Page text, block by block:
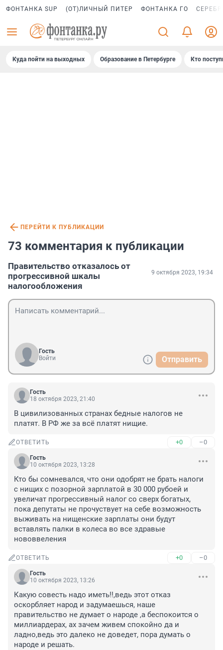
ФОНТАНКА SUP (ОТ)ЛИЧНЫЙ ПИТЕР ФОНТАНКА ГО
Куда пойти на выходных Образование в Петербурге Кто
ПЕРЕЙТИ К ПУБЛИКАЦИИ
73 комментария к публикации
Правительство отказалось от
прогрессивной шкалы
налогообложения
9 октября 2023, 19:34
Гость
Войти
Отправить
Гость
18 октября 2023, 21:40
В цивилизованных странах бедные налогов не
платят. В РФ же за всё платят нищие.
ОТВЕТИТЬ +0 –0
Гость
10 октября 2023, 13:28
Кто бы сомневался, что они одобрят не брать налоги
с нищих с позорной зарплатой в 30 000 рубоей и
увеличат прогрессивный налог со сверх богатых,
пока депутаты не прочуствует на себе возможность
выживать на нищенские зарплаты они будут
вставлять палки в колеса во все здравые
нововвеления
ОТВЕТИТЬ +0 –0
Гость
10 октября 2023, 13:26
Какую совесть надо иметь!!,ведь этот отказ
оскорбляет народ и задумаешься, наше
правительство не думает о народе ,а беспокоится о
миллиардерах, ах зачем живем спокойно да и
ладно,ведь это далеко не доведет, пора думать о
народе и решать.